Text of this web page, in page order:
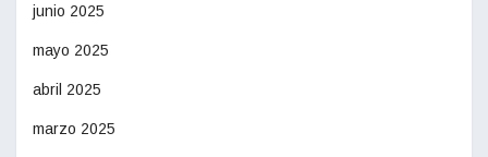
junio 2025
mayo 2025
abril 2025
marzo 2025